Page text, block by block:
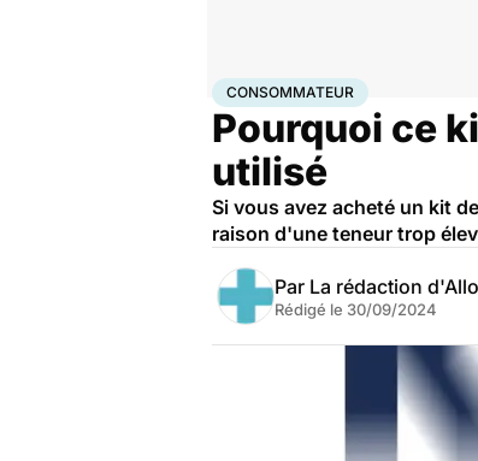
AccueilSantéConsommateur
CONSOMMATEUR
Pourquoi ce
utilisé
Si vous avez acheté un kit
raison d'une teneur trop
Par La rédaction
Rédigé le 30/09/2024